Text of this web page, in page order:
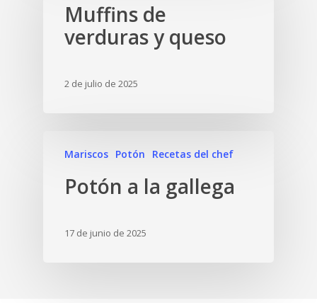
Muffins de
verduras y queso
2 de julio de 2025
Mariscos Potón Recetas del chef
Potón a la gallega
17 de junio de 2025